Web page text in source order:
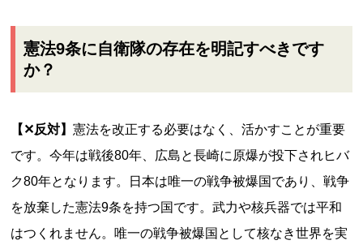
憲法9条に自衛隊の存在を明記すべきです
か？
【✕反対】憲法を改正する必要はなく、活かすことが重要
です。今年は戦後80年、広島と長崎に原爆が投下されヒバ
ク80年となります。日本は唯一の戦争被爆国であり、戦争
を放棄した憲法9条を持つ国です。武力や核兵器では平和
はつくれません。唯一の戦争被爆国として核なき世界を実